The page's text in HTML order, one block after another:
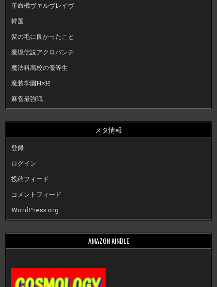
革命機ヴァルヴレイヴ
韓国
髪の毛に良かったこと
魔境伝説アクロバンチ
魔法科高校の優等生
魔装学園H×H
麻雀最強戦
メタ情報
登録
ログイン
投稿フィード
コメントフィード
WordPress.org
AMAZON KINDLE